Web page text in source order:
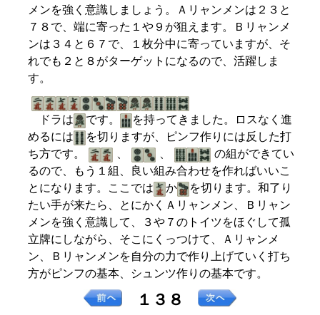
メンを強く意識しましょう。Ａリャンメンは２３と
７８で、端に寄った１や９が狙えます。Ｂリャンメ
ンは３４と６７で、１枚分中に寄っていますが、そ
れでも２と８がターゲットになるので、活躍しま
す。
ドラは です。
を持ってきました。ロスなく進
めるには
を切りますが、ピンフ作りには反した打
ち方です。
、 、
の組ができてい
るので、もう１組、良い組み合わせを作ればいいこ
とになります。ここでは
か
を切ります。和了り
たい手が来たら、とにかくＡリャンメン、Ｂリャン
メンを強く意識して、３や７のトイツをほぐして孤
立牌にしながら、そこにくっつけて、Ａリャンメ
ン、Ｂリャンメンを自分の力で作り上げていく打ち
方がピンフの基本、シュンツ作りの基本です。
１３８